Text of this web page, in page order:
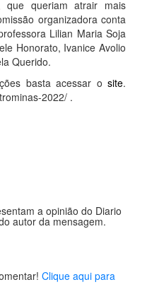
que queriam atrair mais
organizadora conta
Lilian Maria Soja
Honorato, Ivanice Avolio
Querido.
basta acessar o site.
2022/ .
a opinião do Diario
autor da mensagem.
Clique aqui para